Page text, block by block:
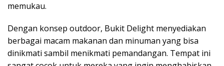
memukau.
Dengan konsep outdoor, Bukit Delight menyediakan
berbagai macam makanan dan minuman yang bisa
dinikmati sambil menikmati pemandangan. Tempat ini